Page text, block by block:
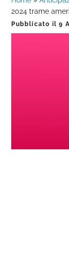
2024 trame
Pubblicato il9
0%